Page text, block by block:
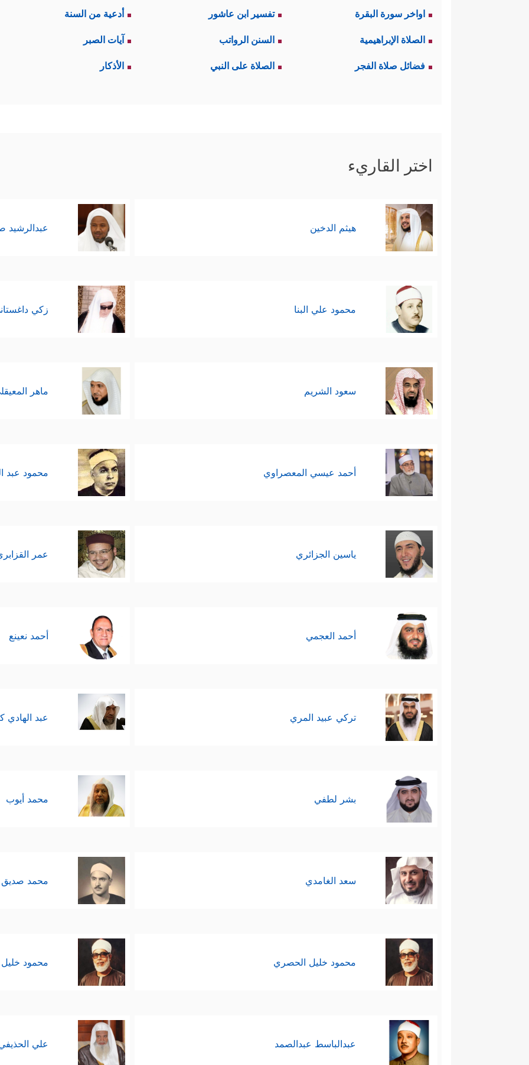
اواخر سورة البقرة تفسير ابن عاشور أدعية من السنة
الصلاة الإبراهيمية السنن الرواتب آيات الصبر
فضائل صلاة الفجر الصلاة على النبي الأذكار
اختر القاريء
هيثم الدخين عبدالرشيد
محمود علي البنا زكي
سعود الشريم ماهر
أحمد عيسي المعصراوي محمود عبد
ياسين الجزائري عمر
أحمد العجمي أحمد نعينع
تركي عبيد المري عبد الهادي
بشر لطفي محمد أيوب
سعد الغامدي محمد صديق
محمود خليل الحصري محمود
عبدالباسط عبدالصمد علي